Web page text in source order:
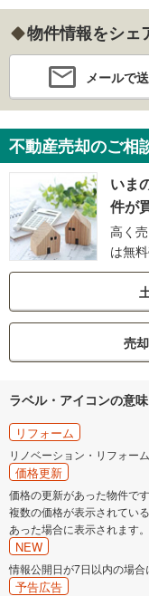
物件情報をシェ
メールで
不動産売却のご相
いま
件が
高く
は無
売
ラベル・アイコンの意味
リフォーム
リノベーション・リフォー
価格更新
価格の更新があった物件です
複数の価格が表示されてい
あった場合に表示されます。
NEW
情報公開日が7日以内の場合
予告広告